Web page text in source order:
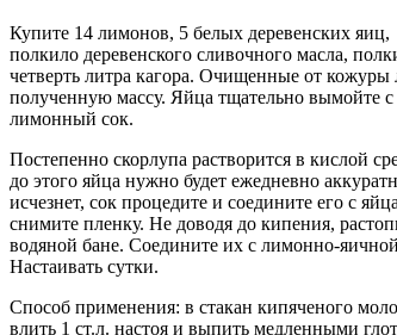
Купите 14 лимонов, 5 белых деревенских яиц,
полкило деревенского сливочного масла,
четверть литра кагора. Очищенные от
полученную массу. Яйца тщательно вымойте
лимонный сок.
Постепенно скорлупа растворится в кислой
до этого яйца нужно будет ежедневно
исчезнет, сок процедите и соедините его с
снимите пленку. Не доводя до кипения,
водяной бане. Соедините их с лимонно-
Настаивать сутки.
Способ применения: в стакан кипяченого
влить 1 ст.л. настоя и выпить медленными